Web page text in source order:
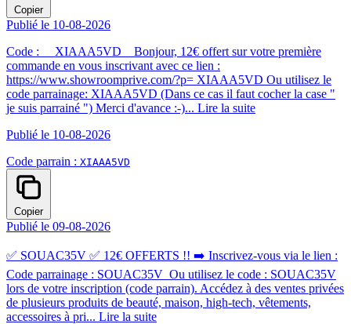
Copier
Publié le 10-08-2026
Code : XIAAA5VD Bonjour, 12€ offert sur votre première
commande en vous inscrivant avec ce lien :
https://www.showroomprive.com/?p= XIAAA5VD Ou utilisez le
code parrainage: XIAAA5VD (Dans ce cas il faut cocher la case "
je suis parrainé ") Merci d'avance :-)... Lire la suite
Publié le 10-08-2026
Code parrain : XIAAA5VD
Copier
Publié le 09-08-2026
✅ SOUAC35V ✅ 12€ OFFERTS !! ➡️ Inscrivez-vous via le lien :
Code parrainage : SOUAC35V Ou utilisez le code : SOUAC35V
lors de votre inscription (code parrain). Accédez à des ventes privées
de plusieurs produits de beauté, maison, high-tech, vêtements,
accessoires à pri... Lire la suite